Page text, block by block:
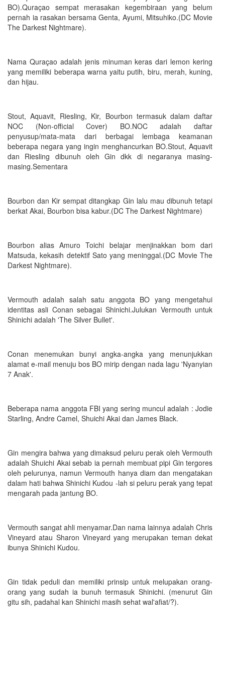
BO).Quraçao sempat merasakan kegembiraan yang belum
pernah ia rasakan bersama Genta, Ayumi, Mitsuhiko.(DC Movie
The Darkest Nightmare).
Nama Quraçao adalah jenis minuman keras dari lemon kering
yang memiliki beberapa warna yaitu putih, biru, merah, kuning,
dan hijau.
Stout, Aquavit, Riesling, Kir, Bourbon termasuk dalam daftar
NOC (Non-official Cover) BO.NOC adalah daftar
penyusup/mata-mata dari berbagai lembaga keamanan
beberapa negara yang ingin menghancurkan BO.Stout, Aquavit
dan Riesling dibunuh oleh Gin dkk di negaranya masing-
masing.Sementara
Bourbon dan Kir sempat ditangkap Gin lalu mau dibunuh tetapi
berkat Akai, Bourbon bisa kabur.(DC The Darkest Nightmare)
Bourbon alias Amuro Toichi belajar menjinakkan bom dari
Matsuda, kekasih detektif Sato yang meninggal.(DC Movie The
Darkest Nightmare).
Vermouth adalah salah satu anggota BO yang mengetahui
identitas asli Conan sebagai Shinichi.Julukan Vermouth untuk
Shinichi adalah 'The Silver Bullet'.
Conan menemukan bunyi angka-angka yang menunjukkan
alamat e-mail menuju bos BO mirip dengan nada lagu 'Nyanyian
7 Anak'.
Beberapa nama anggota FBI yang sering muncul adalah : Jodie
Starling, Andre Camel, Shuichi Akai dan James Black.
Gin mengira bahwa yang dimaksud peluru perak oleh Vermouth
adalah Shuichi Akai sebab ia pernah membuat pipi Gin tergores
oleh pelurunya, namun Vermouth hanya diam dan mengatakan
dalam hati bahwa Shinichi Kudou -lah si peluru perak yang tepat
mengarah pada jantung BO.
Vermouth sangat ahli menyamar.Dan nama lainnya adalah Chris
Vineyard atau Sharon Vineyard yang merupakan teman dekat
ibunya Shinichi Kudou.
Gin tidak peduli dan memiliki prinsip untuk melupakan orang-
orang yang sudah ia bunuh termasuk Shinichi. (menurut Gin
gitu sih, padahal kan Shinichi masih sehat wal'afiat/?).